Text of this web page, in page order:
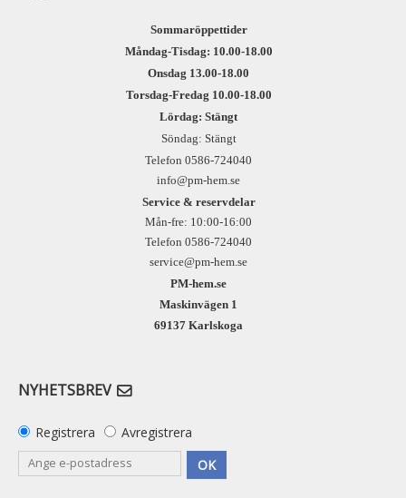
Sommaröppettider
Måndag-Tisdag: 10.00-18.00
Onsdag 13.00-18.00
Torsdag-Fredag 10.00-18.00
Lördag: Stängt
Söndag: Stängt
Telefon 0586-724040
info@pm-hem.se
Service & reservdelar
Mån-fre: 10:00-16:00
Telefon 0586-724040
service@pm-hem.se
PM-hem.se
Maskinvägen 1
69137 Karlskoga
NYHETSBREV
Registrera
Avregistrera
OK